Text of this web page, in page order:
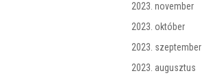
2023. november
2023. október
2023. szeptember
2023. augusztus